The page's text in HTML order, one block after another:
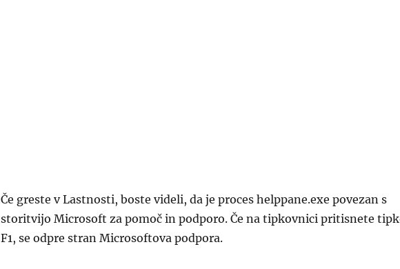
Če greste v Lastnosti, boste videli, da je proces helppane.exe povezan s
storitvijo Microsoft za pomoč in podporo. Če na tipkovnici pritisnete
F1, se odpre stran Microsoftova podpora.